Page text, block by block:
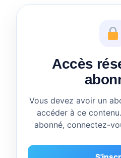
Accès
Vous devez avoir un
accéder à ce
abonné, connectez-